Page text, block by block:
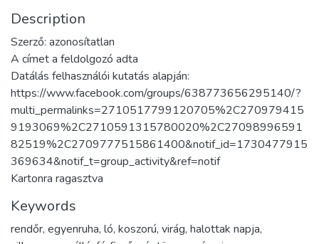
Description
Szerző: azonosítatlan
A címet a feldolgozó adta
Datálás felhasználói kutatás alapján:
https://www.facebook.com/groups/638773656295140/?
multi_permalinks=2710517799120705%2C270979415
9193069%2C2710591315780020%2C27098996591
82519%2C2709777515861400&notif_id=1730477915
369634&notif_t=group_activity&ref=notif
Kartonra ragasztva
Keywords
rendőr, egyenruha, ló, koszorú, virág, halottak napja,